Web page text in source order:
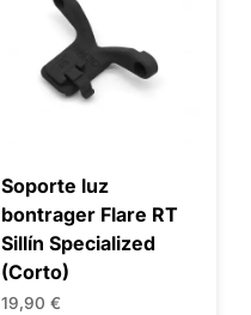
Soporte luz
bontrager Flare RT
Sillín Specialized
(Corto)
19,90€